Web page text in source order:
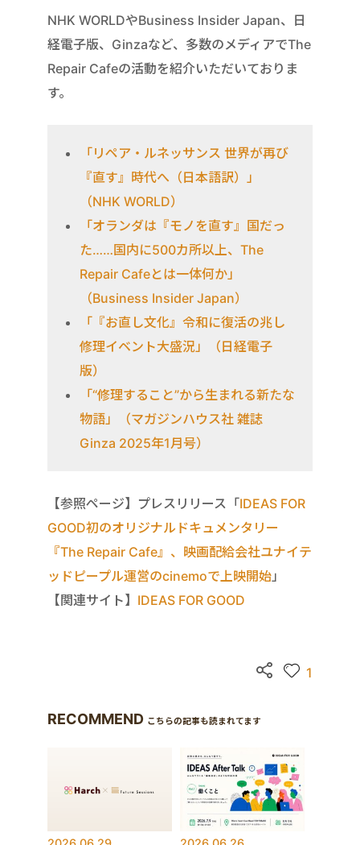
NHK WORLDやBusiness Insider Japan、日
経電子版、Ginzaなど、多数のメディアでThe
Repair Cafeの活動を紹介いただいておりま
す。
「リペア・ルネッサンス 世界が再び
『直す』時代へ（日本語訳）」
（NHK WORLD）
「オランダは『モノを直す』国だっ
た……国内に500カ所以上、The
Repair Cafeとは一体何か」
（Business Insider Japan）
「『お直し文化』令和に復活の兆し
修理イベント大盛況」（日経電子
版）
「“修理すること”から生まれる新たな
物語」（マガジンハウス社 雑誌
Ginza 2025年1月号）
【参照ページ】プレスリリース「IDEAS FOR
GOOD初のオリジナルドキュメンタリー
『The Repair Cafe』、映画配給会社ユナイテ
ッドピープル運営のcinemoで上映開始」
【関連サイト】 IDEAS FOR GOOD
1
RECOMMEND こちらの記事も読まれてます